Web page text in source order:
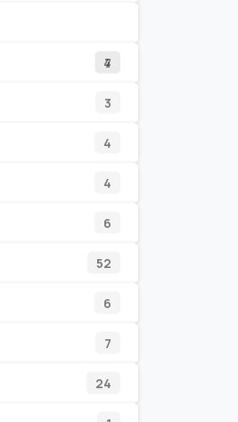
productos
7
productos
4
productos
3
productos
4
productos
4
productos
6
productos
52
productos
6
productos
7
productos
24
productos